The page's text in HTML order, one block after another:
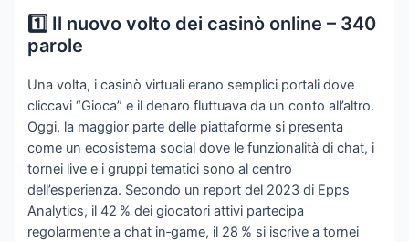
1️⃣ Il nuovo volto dei casinò online – 340
parole
Una volta, i casinò virtuali erano semplici portali dove
cliccavi “Gioca” e il denaro fluttuava da un conto all’altro.
Oggi, la maggior parte delle piattaforme si presenta
come un ecosistema social dove le funzionalità di chat, i
tornei live e i gruppi tematici sono al centro
dell’esperienza. Secondo un report del 2023 di Epps
Analytics, il 42 % dei giocatori attivi partecipa
regolarmente a chat in‑game, il 28 % si iscrive a tornei